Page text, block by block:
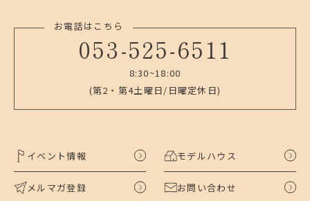
お電話はこちら
053-525-6511
8:30~18:00
(第2・第4土曜日/日曜定休日)
イベント情報 モデルハウス
メルマガ登録 お問い合わせ